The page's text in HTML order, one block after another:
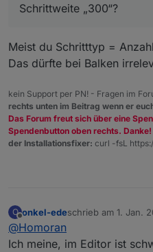
Schrittweite „300“?
Meist du Schritttyp =
Das dürfte bei Balken
kein Support per PN! - Fragen im
rechts unten im Beitrag wenn er
Das Forum freut sich über eine
Spendenbutton oben rechts. Danke!
der Installationsfixer: curl -fsL
O
Offline
onkel-edeschrieb am 1. Jan.
zuletzt editiert von
@Homoran
Ich meine, im Editor ist